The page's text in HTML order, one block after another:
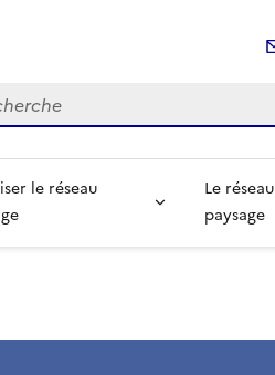
le réseau
Le réseau
paysage